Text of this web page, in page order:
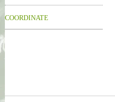
COORDINATE